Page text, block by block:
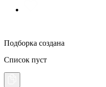
Подборка создана
Список пуст